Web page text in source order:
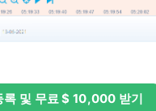
및 무료 $ 10,000 받기